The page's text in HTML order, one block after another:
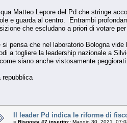
Matteo Lepore del Pd che stringe
e guarda al centro. Entrambi
che escludano a priori di votare
si pensa che nel laboratorio Bologna
a togliere la leadership nazionale a
siano anche vistosamente
repubblica
Il leader Pd indica le riforme di
« Risposta #7 inserito:: Maggio 30, 2021,